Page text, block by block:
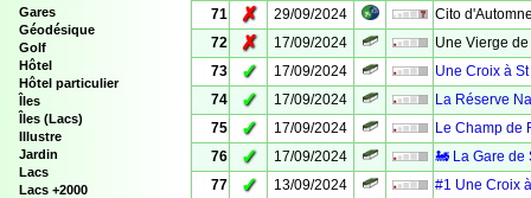
Gares
Géodésique
Golf
Hôtel
Hôtel particulier
Îles
Îles (Lacs)
Illustre
Jardin
Lacs
Lacs +2000
71
✗ 29/09/2024
Cito
72
✗ 17/09/2024
Une Vierge
73
✓ 17/09/2024
Une Croix à
74
✓ 17/09/2024
La Réserve
75
✓ 17/09/2024
Le Champ de
76
✓ 17/09/2024
🚂 La Gare de
77
✓ 13/09/2024
#1 Une Croix